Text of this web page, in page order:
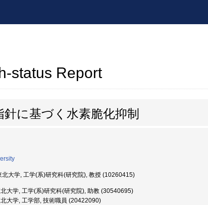
status Report
に基づく水素脆化抑制
北大学, 工学(系)研究科(研究院), 教授 (10260415)
大学, 工学(系)研究科(研究院), 助教 (30540695)
大学, 工学部, 技術職員 (20422090)